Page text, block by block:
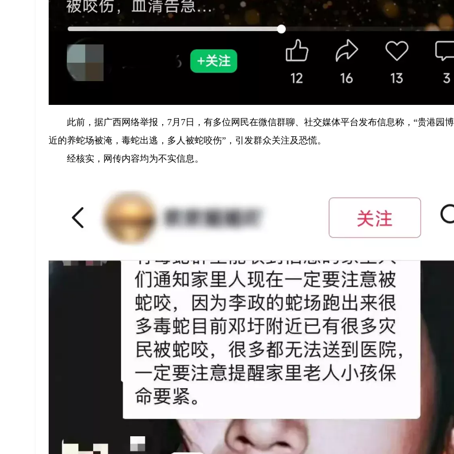
此前，据广西网络举报，7月7日，有多位网民在微信群聊、社交媒体平台发布信息称，“贵港园
近的养蛇场被淹，毒蛇出逃，多人被蛇咬伤”，引发群众关注及恐慌。
经核实，网传内容均为不实信息。